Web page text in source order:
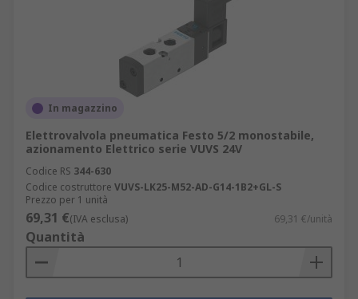
In magazzino
Elettrovalvola pneumatica Festo 5/2 monostabile,
azionamento Elettrico serie VUVS 24V
Codice RS 344-630
Codice costruttore VUVS-LK25-M52-AD-G14-1B2+GL-S
Prezzo per 1 unità
69,31 €(IVA esclusa) 69,31 €/unità
Quantità